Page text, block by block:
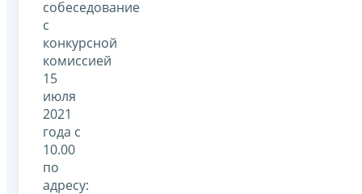
собеседование
с
конкурсной
комиссией
15
июля
2021
года с
10.00
по
адресу: